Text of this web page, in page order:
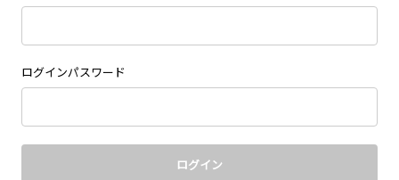
ログインパスワード
ログイン